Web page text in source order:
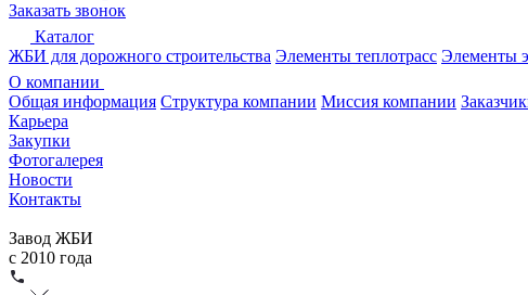
Заказать звонок
Каталог
ЖБИ для дорожного строительства Элементы теплотрасс Элементы
О компании
Общая информация Структура компании Миссия компании
Карьера
Закупки
Фотогалерея
Новости
Контакты
Завод ЖБИ
с 2010 года